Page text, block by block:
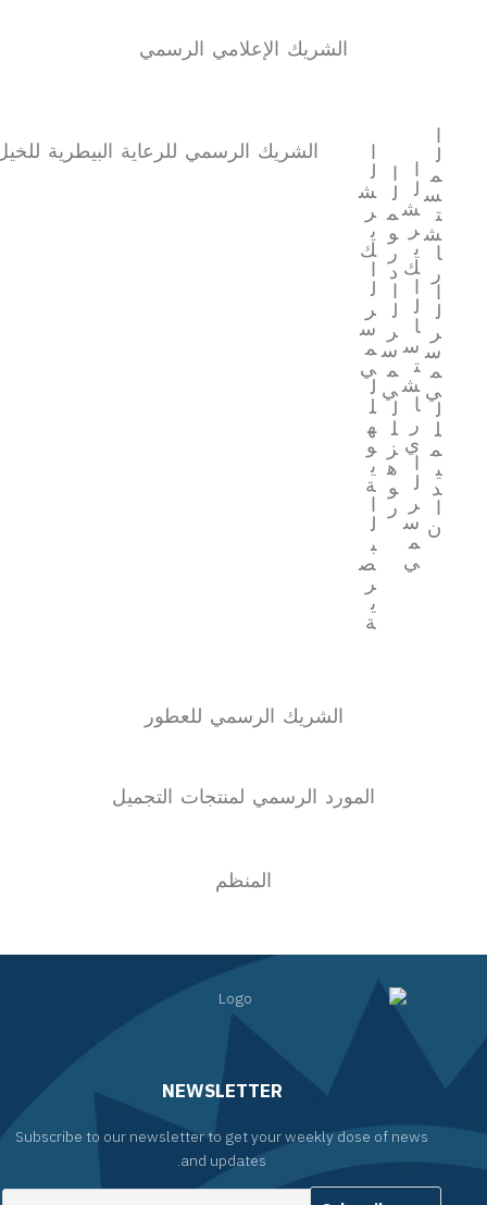
الشريك الإعلامي الرسمي
ا
ل
م
س
ت
ش
ا
ر
ا
ل
ر
س
م
ي
ل
ل
م
ي
د
ا
ن
ا
ل
ش
ر
ي
ك
ا
ل
ا
س
ت
ش
ا
ر
ي
ا
ل
ر
س
م
ي
ا
ل
م
و
ر
د
ا
ل
ر
س
م
ي
ل
ل
ز
ه
و
ر
ا
ل
ش
ر
ي
ك
ا
ل
ر
س
م
ي
ل
ل
ه
و
ي
ة
ا
ل
ب
ص
ر
ي
ة
الشريك الرسمي للرعاية البيطرية
الشريك الرسمي للعطور
المورد الرسمي لمنتجات التجميل
المنظم
NEWSLETTER
Subscribe to our newsletter to get your weekly dose of news
and updates.